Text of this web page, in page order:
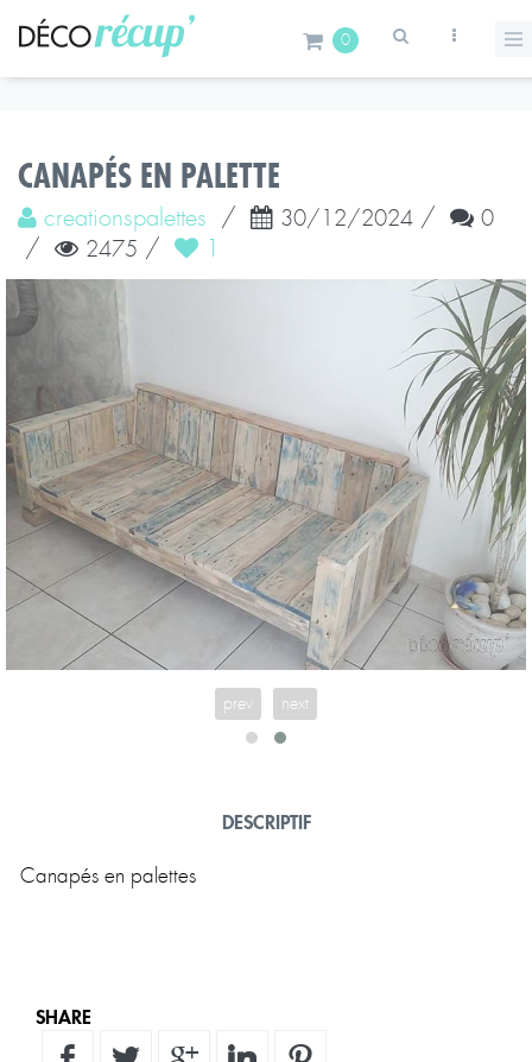
0
CANAPÉS EN PALETTE
creationspalettes / 30/12/2024 / 0
/ 2475 / 1
prev next
DESCRIPTIF
SHARE